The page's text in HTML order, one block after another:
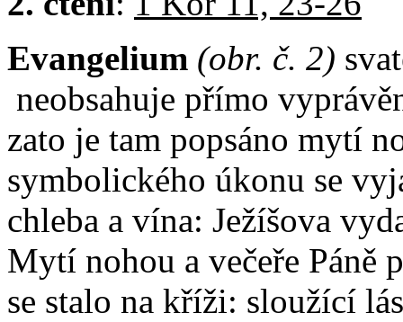
Evangelium (obr. č. 2)
neobsahuje přímo
zato je tam popsáno mytí
symbolického úkonu se
chleba a vína: Ježíšova
Mytí nohou a večeře Páně
se stalo na kříži: sloužící